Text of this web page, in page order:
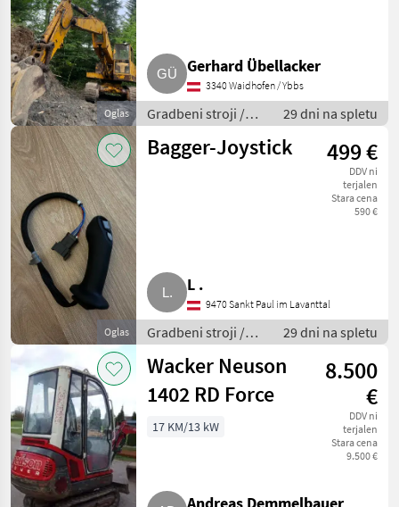
Oglas
Gerhard Übellacker
3340 Waidhofen / Ybbs
Gradbeni stroji /
Bager goseničar
29 dni na spletu
Oglas
Bagger-Joystick 499 €
DDV ni
terjalen
Stara cena
590 €
L .
9470 Sankt Paul im Lavanttal
Gradbeni stroji /
Bager goseničar
29 dni na spletu
Wacker Neuson
1402 RD Force
8.500
€
DDV ni
terjalen
Stara cena
9.500 €
17 KM/13 kW